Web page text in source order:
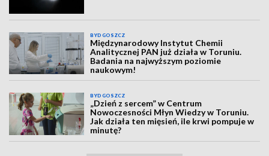
BYDGOSZCZ
Międzynarodowy Instytut Chemii
Analitycznej PAN już działa w Toruniu.
Badania na najwyższym poziomie
naukowym!
BYDGOSZCZ
„Dzień z sercem” w Centrum
Nowoczesności Młyn Wiedzy w Toruniu.
Jak działa ten mięsień, ile krwi pompuje w
minutę?